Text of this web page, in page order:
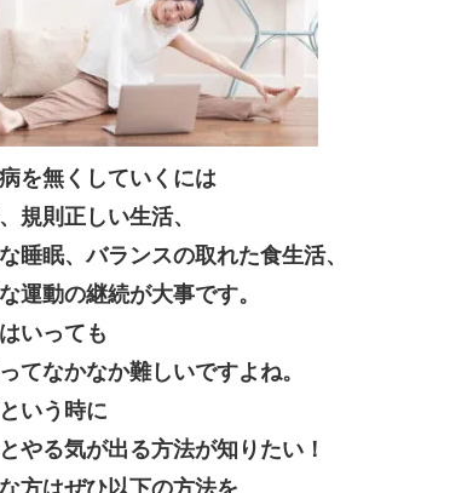
を無くしていくには
規則正しい生活、
睡眠、バランスの取れた食生活、
運動の継続が大事です。
いっても
てなかなか難しいですよね。
いう時に
やる気が出る方法が知りたい！
方はぜひ以下の方法を